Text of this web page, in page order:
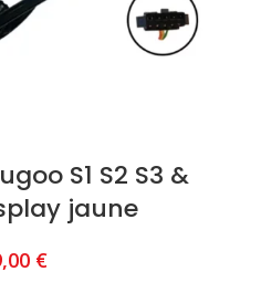
S1 S2 S3 &
jaune
€